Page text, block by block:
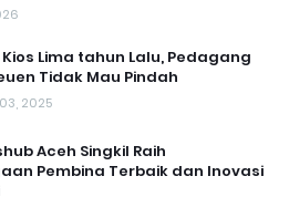
Lima tahun Lalu, Pedagang
Tidak Mau Pindah
2025
Aceh Singkil Raih
Pembina Terbaik dan Inovasi